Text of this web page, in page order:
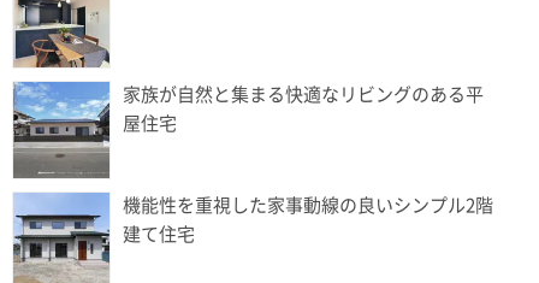
家族が自然と集まる快適なリビングのある平
屋住宅
機能性を重視した家事動線の良いシンプル2階
建て住宅